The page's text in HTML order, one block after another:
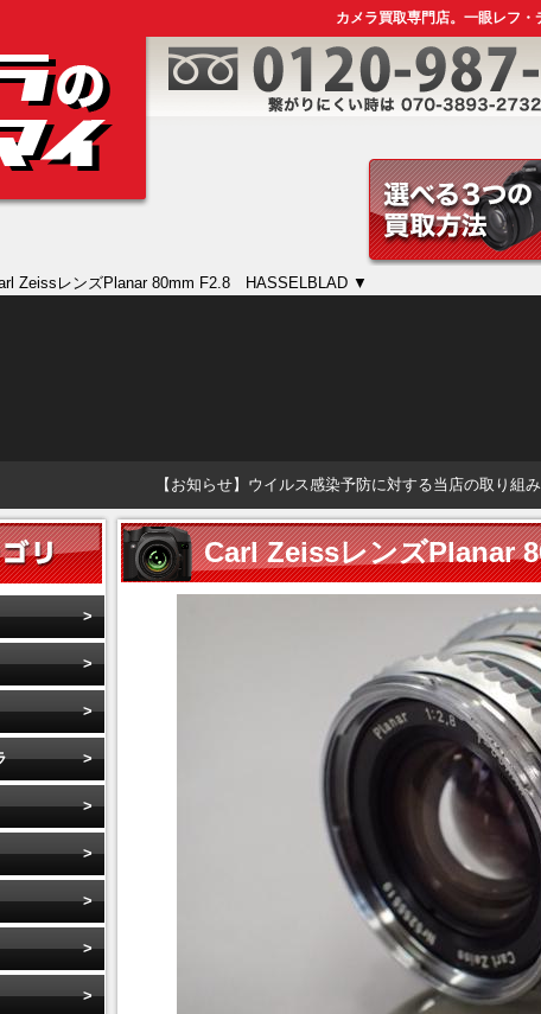
カメラ買取専門店。一眼レフ・
ZeissレンズPlanar 80mm F2.8 HASSELBLAD ▼
【お知らせ】ウイルス感染予防に対する当店の取り組
Carl ZeissレンズPlanar